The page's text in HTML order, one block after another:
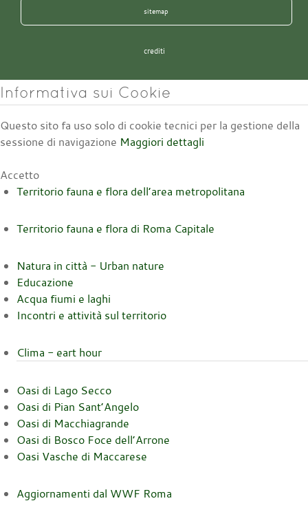
sitemap
crediti
Informativa sui Cookie
Questo sito fa uso solo di cookie tecnici per la gestione della
sessione di navigazione Maggiori dettagli
Accetto
Territorio fauna e flora dell’area metropolitana
Territorio fauna e flora di Roma Capitale
Natura in città - Urban nature
Educazione
Acqua fiumi e laghi
Incontri e attività sul territorio
Clima - eart hour
Oasi di Lago Secco
Oasi di Pian Sant’Angelo
Oasi di Macchiagrande
Oasi di Bosco Foce dell’Arrone
Oasi Vasche di Maccarese
Aggiornamenti dal WWF Roma